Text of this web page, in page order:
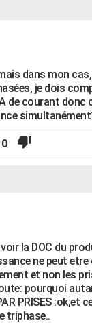
dans mon
je dois
de courant donc
0
la DOC du
ne peut etre
et non les
pourquoi
PRISES :ok;et
triphase..